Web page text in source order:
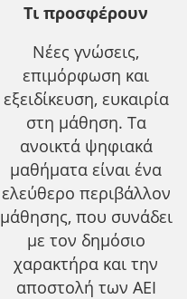
Τι προσφέρουν
Νέες γνώσεις,
επιμόρφωση και
εξειδίκευση, ευκαιρία
στη μάθηση. Τα
ανοικτά ψηφιακά
μαθήματα είναι ένα
ελεύθερο περιβάλλον
μάθησης, που συνάδει
με τον δημόσιο
χαρακτήρα και την
αποστολή των ΑΕΙ